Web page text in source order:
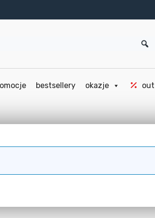
bestsellery okazje